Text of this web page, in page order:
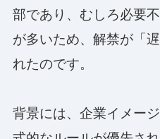
部であり、むしろ必要
が多いため、解禁が「
れたのです。
背景には、企業イメー